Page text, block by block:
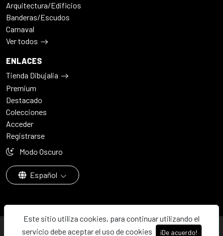
Este sitio utiliza cookies, para continuar utilizando el
servicio debe aceptar el uso de cookies
¡De acuerdo!
Arquitectura/Edificios
Banderas/Escudos
Carnaval
Ver todos
ENLACES
Tienda Dibujalia
Premium
Destacado
Colecciones
Acceder
Registrarse
Modo Oscuro
Español
© 2026 - Dibujalia ha sido ⚙️ con ♥️ en ABC · Castilla-La Mancha ·